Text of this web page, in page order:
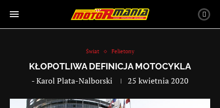
Świat Felietony
KŁOPOTLIWA DEFINICJA MOTOCYKLA
-Karol Plata-Nalborski 25 kwietnia 2020